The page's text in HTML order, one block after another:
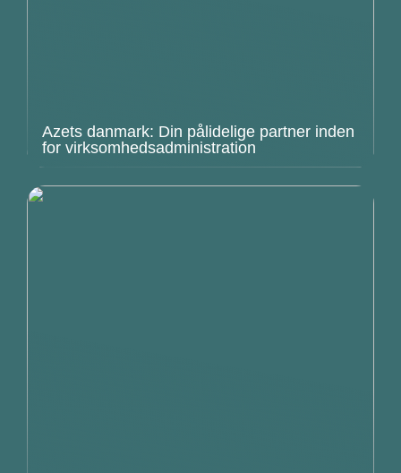
Azets danmark: Din pålidelige partner inden
for virksomhedsadministration